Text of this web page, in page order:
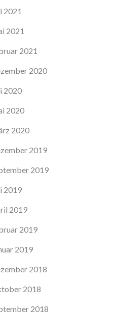
2021
2021
2021
2020
2020
2020
2020
2019
2019
2019
2019
2019
2019
2018
2018
2018